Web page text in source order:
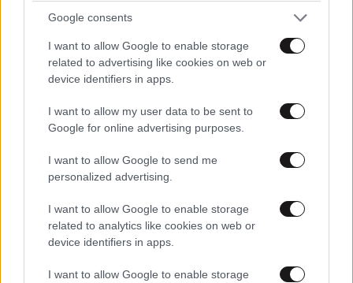
Google consents
I want to allow Google to enable storage
related to advertising like cookies on web or
device identifiers in apps.
I want to allow my user data to be sent to
Google for online advertising purposes.
I want to allow Google to send me
personalized advertising.
I want to allow Google to enable storage
related to analytics like cookies on web or
device identifiers in apps.
I want to allow Google to enable storage